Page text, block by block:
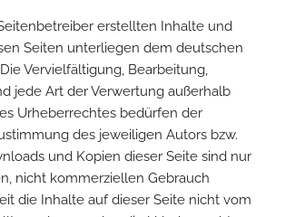
erstellten Inhalte und
Seiten unterliegen dem deutschen
Vervielfältigung, Bearbeitung,
jede Art der Verwertung außerhalb
Urheberrechtes bedürfen der
des jeweiligen Autors bzw.
und Kopien dieser Seite sind nur
nicht kommerziellen Gebrauch
die Inhalte auf dieser Seite nicht vom